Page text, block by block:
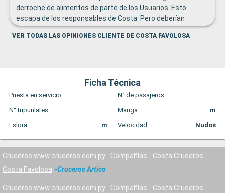
derroche de alimentos de parte de los Usuarios. Esto
escapa de los responsables de Costa. Pero deberían
ENSEÑAR, SOLICITAR, APELAR a la consciencia para recoger
solo comida que se irá consumir. A veces era chocante ver
VER TODAS LAS OPINIONES CLIENTE DE COSTA FAVOLOSA
Ficha Técnica
Puesta en servicio:
N° de pasajeros:
N° tripunlates:
Manga:
m
Eslora:
m Velocidad: Nudos
Cruceros www.cruceros.com.py Compañías
Costa Cruceros
Costa Favolosa
Cruceros Artico
Cruceros www.cruceros.com.py Compañías
Costa Cruceros